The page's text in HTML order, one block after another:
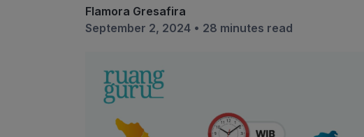
Flamora Gresafira
September 2, 2024 • 28 minutes read